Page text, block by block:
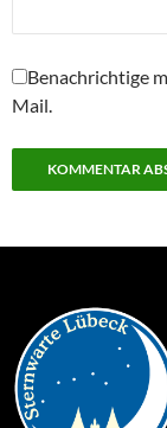
Benachrichtige
Mail.